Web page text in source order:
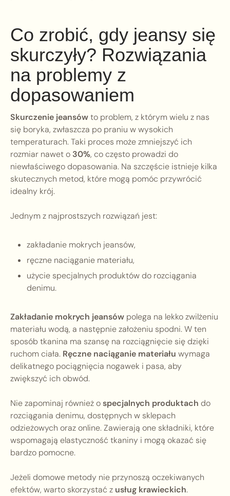
Co zrobić, gdy jeansy się
skurczyły? Rozwiązania
na problemy z
dopasowaniem
Skurczenie jeansówto problem, z którym wielu z nas
się boryka, zwłaszcza po praniu w wysokich
temperaturach. Taki proces może zmniejszyć ich
rozmiar nawet o 30%, co często prowadzi do
niewłaściwego dopasowania. Na szczęście istnieje kilka
skutecznych metod, które mogą pomóc przywrócić
idealny krój.
Jednym z najprostszych rozwiązań jest:
zakładanie mokrych jeansów,
ręczne naciąganie materiału,
użycie specjalnych produktów do rozciągania
denimu.
Zakładanie mokrych jeansów polega na lekko zwilżeniu
materiału wodą, a następnie założeniu spodni. W ten
sposób tkanina ma szansę na rozciągnięcie się dzięki
ruchom ciała. Ręczne naciąganie materiału wymaga
delikatnego pociągnięcia nogawek i pasa, aby
zwiększyć ich obwód.
Nie zapominaj również ospecjalnych produktach do
rozciągania denimu, dostępnych w sklepach
odzieżowych oraz online. Zawierają one składniki, które
wspomagają elastyczność tkaniny i mogą okazać się
bardzo pomocne.
Jeżeli domowe metody nie przynoszą oczekiwanych
efektów, warto skorzystać z usług krawieckich.